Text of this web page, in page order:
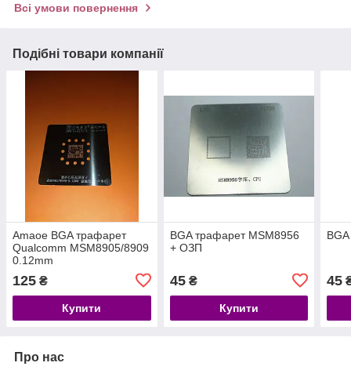
Всі умови повернення
Подібні товари компанії
Amaoe BGA трафарет
Qualcomm MSM8905/8909
0.12mm
125 ₴
Купити
BGA трафарет MSM8956
+ ОЗП
45₴
Купити
45
Про нас